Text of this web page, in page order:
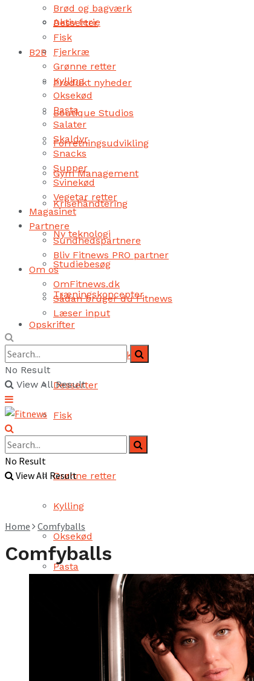
Aktiv ferie
B2B
Produkt nyheder
Boutique Studios
Forretningsudvikling
Gym Management
Krisehåndtering
Ny teknologi
Studiebesøg
Træningskoncepter
Opskrifter
Brød og bagværk
Desserter
Fisk
Grønne retter
Kylling
Oksekød
Pasta
Brød og bagværk
Desserter
Fisk
Fjerkræ
Grønne retter
Kylling
Oksekød
Pasta
Salater
Skaldyr
Snacks
Supper
Svinekød
Vegetar retter
Magasinet
Partnere
Sundhedspartnere
Bliv Fitnews PRO partner
Om os
OmFitnews.dk
Sådan bruger du Fitnews
Læser input
No Result
View All Result
No Result
View All Result
Home Comfyballs
Comfyballs